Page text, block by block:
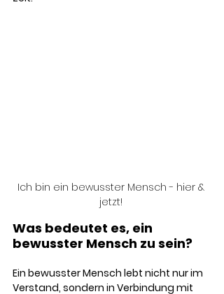
Ich bin ein bewusster Mensch - hier &
jetzt!
Was bedeutet es, ein
bewusster Mensch zu sein?
Ein bewusster Mensch lebt nicht nur im
Verstand, sondern in Verbindung mit